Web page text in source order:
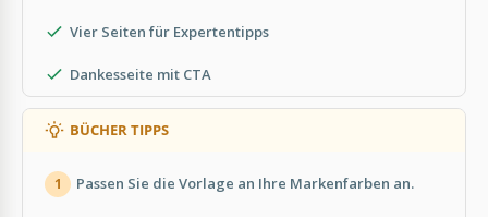
Vier Seiten für Expertentipps
Dankesseite mit CTA
BÜCHER TIPPS
1 Passen Sie die Vorlage an Ihre Markenfarben an.